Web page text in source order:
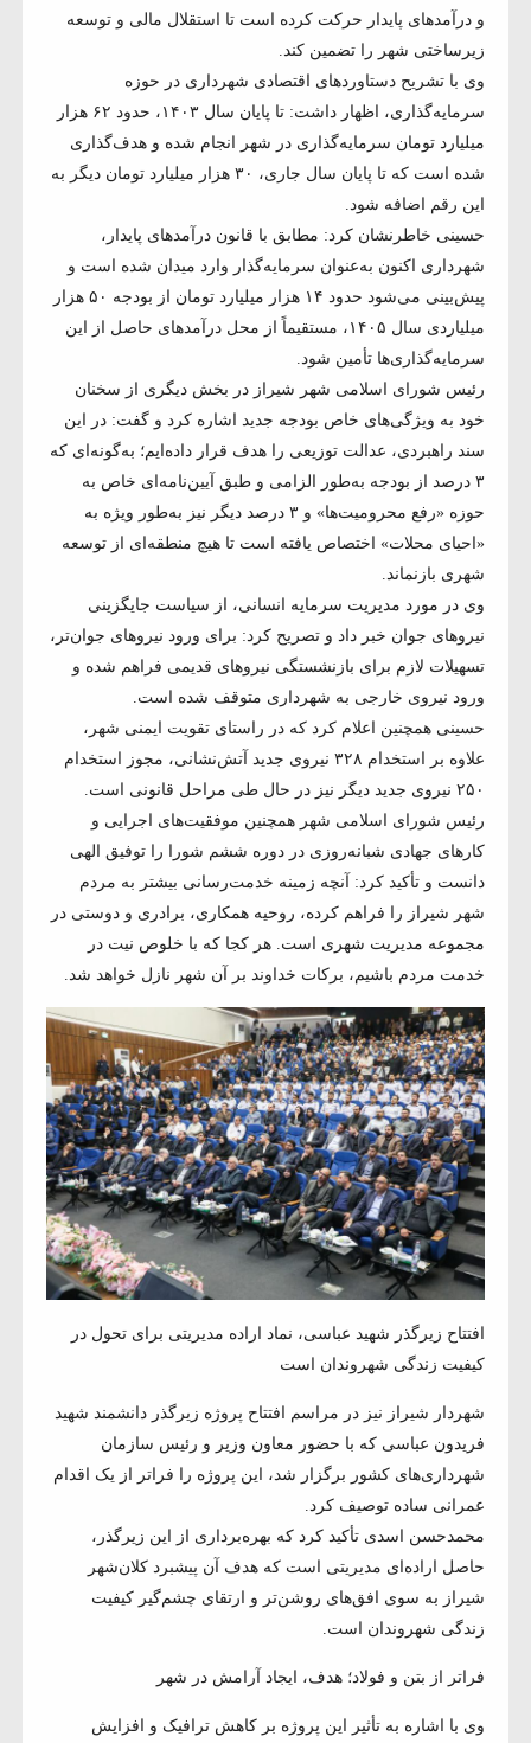
و درآمدهای پایدار حرکت کرده است تا استقلال مالی و توسعه
زیرساختی شهر را تضمین کند.
وی با تشریح دستاوردهای اقتصادی شهرداری در حوزه
سرمایه‌گذاری، اظهار داشت: تا پایان سال ۱۴۰۳، حدود ۶۲ هزار
میلیارد تومان سرمایه‌گذاری در شهر انجام شده و هدف‌گذاری
شده است که تا پایان سال جاری، ۳۰ هزار میلیارد تومان دیگر به
این رقم اضافه شود.
حسینی خاطرنشان کرد: مطابق با قانون درآمدهای پایدار،
شهرداری اکنون به‌عنوان سرمایه‌گذار وارد میدان شده است و
پیش‌بینی می‌شود حدود ۱۴ هزار میلیارد تومان از بودجه ۵۰ هزار
میلیاردی سال ۱۴۰۵، مستقیماً از محل درآمدهای حاصل از این
سرمایه‌گذاری‌ها تأمین شود.
رئیس شورای اسلامی شهر شیراز در بخش دیگری از سخنان
خود به ویژگی‌های خاص بودجه جدید اشاره کرد و گفت: در این
سند راهبردی، عدالت توزیعی را هدف قرار داده‌ایم؛ به‌گونه‌ای که
۳ درصد از بودجه به‌طور الزامی و طبق آیین‌نامه‌ای خاص به
حوزه «رفع محرومیت‌ها» و ۳ درصد دیگر نیز به‌طور ویژه به
«احیای محلات» اختصاص یافته است تا هیچ منطقه‌ای از توسعه
شهری بازنماند.
وی در مورد مدیریت سرمایه انسانی، از سیاست جایگزینی
نیروهای جوان خبر داد و تصریح کرد: برای ورود نیروهای جوان‌تر،
تسهیلات لازم برای بازنشستگی نیروهای قدیمی فراهم شده و
ورود نیروی خارجی به شهرداری متوقف شده است.
حسینی همچنین اعلام کرد که در راستای تقویت ایمنی شهر،
علاوه بر استخدام ۳۲۸ نیروی جدید آتش‌نشانی، مجوز استخدام
۲۵۰ نیروی جدید دیگر نیز در حال طی مراحل قانونی است.
رئیس شورای اسلامی شهر همچنین موفقیت‌های اجرایی و
کارهای جهادی شبانه‌روزی در دوره ششم شورا را توفیق الهی
دانست و تأکید کرد: آنچه زمینه خدمت‌رسانی بیشتر به مردم
شهر شیراز را فراهم کرده، روحیه همکاری، برادری و دوستی در
مجموعه مدیریت شهری است. هر کجا که با خلوص نیت در
خدمت مردم باشیم، برکات خداوند بر آن شهر نازل خواهد شد.
افتتاح زیرگذر شهید عباسی، نماد اراده مدیریتی برای تحول در
کیفیت زندگی شهروندان است
شهردار شیراز نیز در مراسم افتتاح پروژه زیرگذر دانشمند شهید
فریدون عباسی که با حضور معاون وزیر و رئیس سازمان
شهرداری‌های کشور برگزار شد، این پروژه را فراتر از یک اقدام
عمرانی ساده توصیف کرد.
محمدحسن اسدی تأکید کرد که بهره‌برداری از این زیرگذر،
حاصل اراده‌ای مدیریتی است که هدف آن پیشبرد کلان‌شهر
شیراز به سوی افق‌های روشن‌تر و ارتقای چشم‌گیر کیفیت
زندگی شهروندان است.
فراتر از بتن و فولاد؛ هدف، ایجاد آرامش در شهر
وی با اشاره به تأثیر این پروژه بر کاهش ترافیک و افزایش